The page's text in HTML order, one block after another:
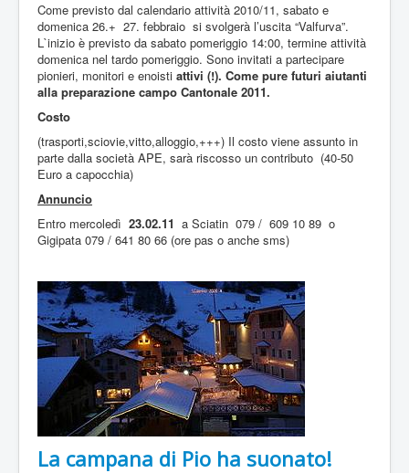
Come previsto dal calendario attività 2010/11, sabato e
domenica 26.+ 27. febbraio si svolgerà l’uscita “Valfurva”.
L`inizio è previsto da sabato pomeriggio 14:00, termine attività
domenica nel tardo pomeriggio. Sono invitati a partecipare
pionieri, monitori e enoisti attivi (!). Come pure futuri aiutanti
alla preparazione campo Cantonale 2011.
Costo
(trasporti,sciovie,vitto,alloggio,+++) Il costo viene assunto in
parte dalla società APE, sarà riscosso un contributo (40-50
Euro a capocchia)
Annuncio
Entro mercoledì 23.02.11 a Sciatin 079 / 609 10 89 o
Gigipata 079 / 641 80 66 (ore pas o anche sms)
La campana di Pio ha suonato!